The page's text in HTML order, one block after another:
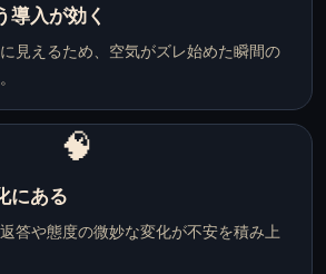
導入が効く
見えるため、空気がズレ始めた瞬間の
🧠
にある
答や態度の微妙な変化が不安を積み上